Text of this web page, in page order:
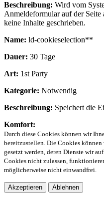
Beschreibung: Wird vom
Anmeldeformular auf der
keine Inhalte geschrieben.
Name: ld-cookieselection**
Dauer: 30 Tage
Art: 1st Party
Kategorie: Notwendig
Beschreibung: Speichert die
Komfort:
Durch diese Cookies können wir
bereitzustellen. Die Cookies
gesetzt werden, deren Dienste wir
Cookies nicht zulassen,
möglicherweise nicht einwandfrei.
Akzeptieren Ablehnen